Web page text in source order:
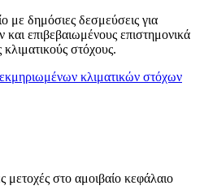
με δημόσιες δεσμεύσεις για
επιβεβαιωμένους επιστημονικά
στόχους.
κλιματικών στόχων
μετοχές στο αμοιβαίο κεφάλαιο